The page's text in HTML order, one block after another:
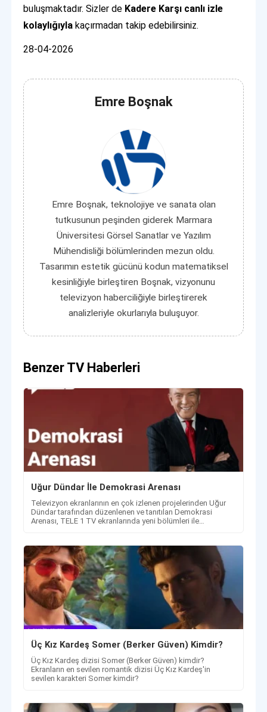
buluşmaktadır. Sizler de Kadere Karşı canlı izle
kolaylığıyla kaçırmadan takip edebilirsiniz.
28-04-2026
Emre Boşnak
Emre Boşnak, teknolojiye ve sanata olan
tutkusunun peşinden giderek Marmara
Üniversitesi Görsel Sanatlar ve Yazılım
Mühendisliği bölümlerinden mezun oldu.
Tasarımın estetik gücünü kodun matematiksel
kesinliğiyle birleştiren Boşnak, vizyonunu
televizyon haberciliğiyle birleştirerek
analizleriyle okurlarıyla buluşuyor.
Benzer TV Haberleri
Uğur Dündar İle Demokrasi Arenası
Televizyon ekranlarının en çok izlenen projelerinden Uğur
Dündar tarafından düzenlenen ve tanıtılan Demokrasi
Arenası, TELE 1 TV ekranlarında yeni bölümleri ile
Üç Kız Kardeş Somer (Berker Güven) Kimdir?
Üç Kız Kardeş dizisi Somer (Berker Güven) kimdir?
Ekranların en sevilen romantik dizisi Üç Kız Kardeş'in
sevilen karakteri Somer kimdir?